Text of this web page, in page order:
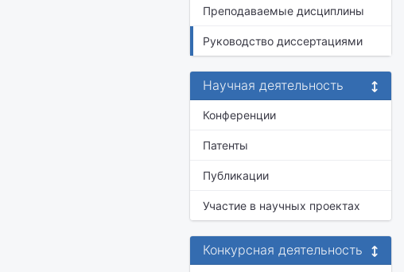
Преподаваемые дисциплины
Руководство диссертациями
Научная деятельность
Конференции
Патенты
Публикации
Участие в научных проектах
Конкурсная деятельность